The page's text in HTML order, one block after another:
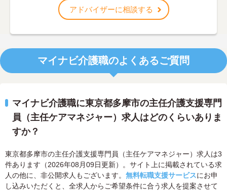
アドバイザーに相談する
マイナビ介護職のよくあるご質問
マイナビ介護職に東京都多摩市の主任介護支援専門
員（主任ケアマネジャー）求人はどのくらいありま
すか？
東京都多摩市の主任介護支援専門員（主任ケアマネジャー）求人は3
件あります（2026年08月09日更新）。サイト上に掲載されている求
人の他に、非公開求人もございます。 無料転職支援サービスにお申
し込みいただくと、全求人からご希望条件に合う求人を提案させて